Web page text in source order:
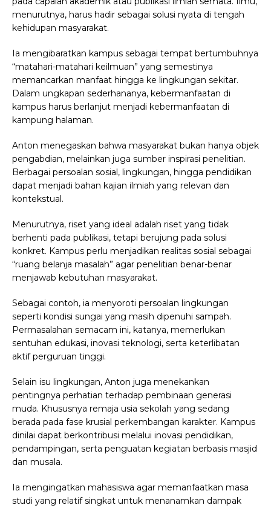
menurutnya, harus hadir sebagai solusi nyata di tengah
kehidupan masyarakat.
Ia mengibaratkan kampus sebagai tempat bertumbuhnya
“matahari-matahari keilmuan” yang semestinya
memancarkan manfaat hingga ke lingkungan sekitar.
Dalam ungkapan sederhananya, kebermanfaatan di
kampus harus berlanjut menjadi kebermanfaatan di
kampung halaman.
Anton menegaskan bahwa masyarakat bukan hanya objek
pengabdian, melainkan juga sumber inspirasi penelitian.
Berbagai persoalan sosial, lingkungan, hingga pendidikan
dapat menjadi bahan kajian ilmiah yang relevan dan
kontekstual.
Menurutnya, riset yang ideal adalah riset yang tidak
berhenti pada publikasi, tetapi berujung pada solusi
konkret. Kampus perlu menjadikan realitas sosial sebagai
“ruang belanja masalah” agar penelitian benar-benar
menjawab kebutuhan masyarakat.
Sebagai contoh, ia menyoroti persoalan lingkungan
seperti kondisi sungai yang masih dipenuhi sampah.
Permasalahan semacam ini, katanya, memerlukan
sentuhan edukasi, inovasi teknologi, serta keterlibatan
aktif perguruan tinggi.
Selain isu lingkungan, Anton juga menekankan
pentingnya perhatian terhadap pembinaan generasi
muda. Khususnya remaja usia sekolah yang sedang
berada pada fase krusial perkembangan karakter. Kampus
dinilai dapat berkontribusi melalui inovasi pendidikan,
pendampingan, serta penguatan kegiatan berbasis masjid
dan musala.
Ia mengingatkan mahasiswa agar memanfaatkan masa
studi yang relatif singkat untuk menanamkan dampak